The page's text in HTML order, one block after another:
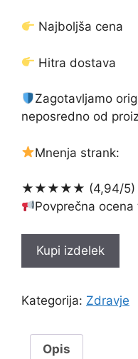
€78.00.
Najboljša cena
Hitra dostava
Zagotavljamo
neposredno od
Mnenja strank:
★★★★★ (4,94/5)
Povprečna
Kupi izdelek
Kategorija: Zdravje
Opis